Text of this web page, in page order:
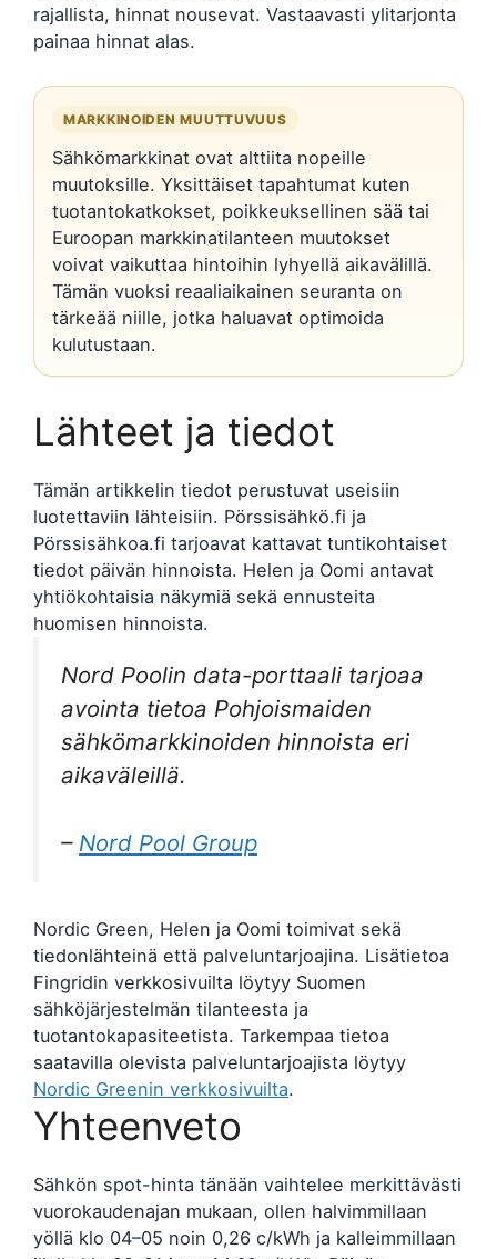
rajallista, hinnat nousevat. Vastaavasti ylitarjonta
painaa hinnat alas.
MARKKINOIDEN MUUTTUVUUS
Sähkömarkkinat ovat alttiita nopeille
muutoksille. Yksittäiset tapahtumat kuten
tuotantokatkokset, poikkeuksellinen sää tai
Euroopan markkinatilanteen muutokset
voivat vaikuttaa hintoihin lyhyellä aikavälillä.
Tämän vuoksi reaaliaikainen seuranta on
tärkeää niille, jotka haluavat optimoida
kulutustaan.
Lähteet ja tiedot
Tämän artikkelin tiedot perustuvat useisiin
luotettaviin lähteisiin. Pörssisähkö.fi ja
Pörssisähkoa.fi tarjoavat kattavat tuntikohtaiset
tiedot päivän hinnoista. Helen ja Oomi antavat
yhtiökohtaisia näkymiä sekä ennusteita
huomisen hinnoista.
Nord Poolin data-porttaali tarjoaa
avointa tietoa Pohjoismaiden
sähkömarkkinoiden hinnoista eri
aikaväleillä.
– Nord Pool Group
Nordic Green, Helen ja Oomi toimivat sekä
tiedonlähteinä että palveluntarjoajina. Lisätietoa
Fingridin verkkosivuilta löytyy Suomen
sähköjärjestelmän tilanteesta ja
tuotantokapasiteetista. Tarkempaa tietoa
saatavilla olevista palveluntarjoajista löytyy
Nordic Greenin verkkosivuilta.
Yhteenveto
Sähkön spot-hinta tänään vaihtelee merkittävästi
vuorokaudenajan mukaan, ollen halvimmillaan
yöllä klo 04–05 noin 0,26 c/kWh ja kalleimmillaan